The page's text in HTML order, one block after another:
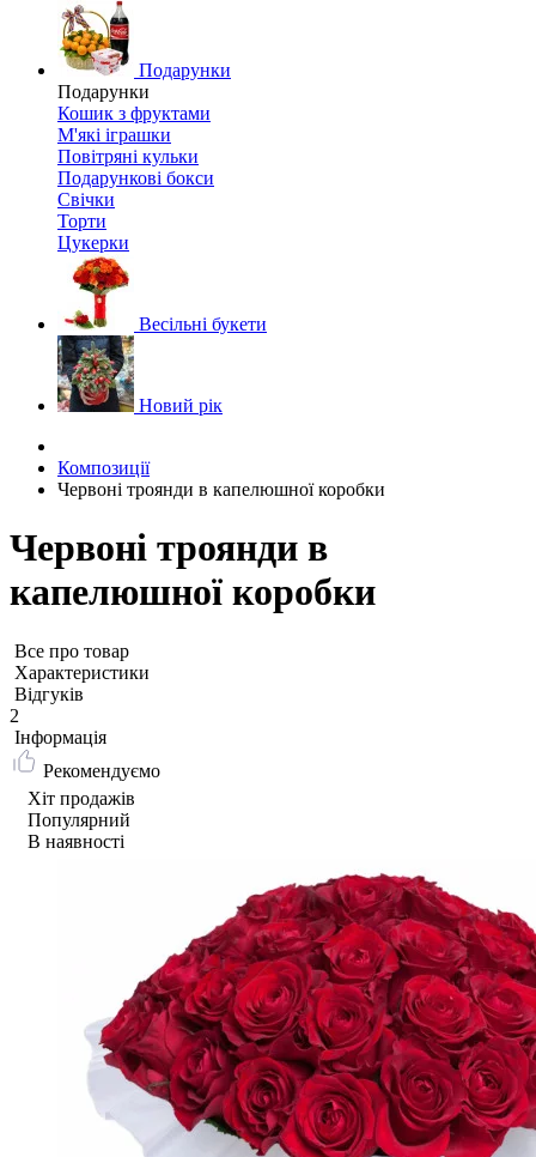
Подарунки
Подарунки
Кошик з фруктами
М'які іграшки
Повітряні кульки
Подарункові бокси
Свічки
Торти
Цукерки
Весільні букети
Новий рік
Композиції
Червоні троянди в капелюшної коробки
Червоні троянди в
капелюшної коробки
Все про товар
Характеристики
Відгуків
2
Iнформація
Рекомендуємо
Хіт продажів
Популярний
В наявності